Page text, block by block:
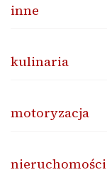
inne
kulinaria
motoryzacja
nieruchomości